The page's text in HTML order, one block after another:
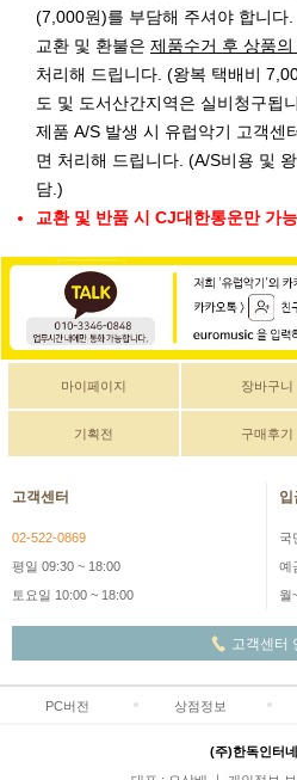
(7,000원)를 부담해 주셔야 합니다.
교환 및 환불은 제품수거 후 상품
처리해 드립니다. (왕복 택배비
도 및 도서산간지역은 실비청구됩
제품 A/S 발생 시 유럽악기 고객센
면 처리해 드립니다. (A/S비용 및
담.)
교환 및 반품 시 CJ대한통운만 가
마이페이지 장바구니
기획전 구매후기
고객센터
02-522-0869
평일 09:30 ~ 18:00
토요일 10:00 ~ 18:00
입
국
예
월
고객센터
PC버전 상점정보
(주)한독인터